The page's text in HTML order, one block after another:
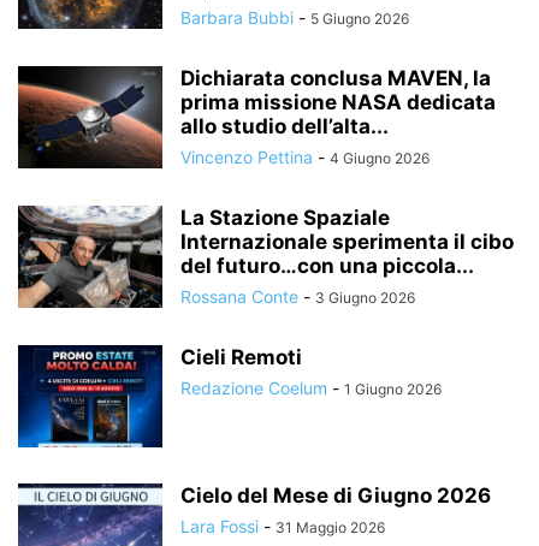
Barbara Bubbi - 5 Giugno 2026
Dichiarata conclusa MAVEN, la
prima missione NASA dedicata
allo studio dell’alta...
Vincenzo Pettina - 4 Giugno 2026
La Stazione Spaziale
Internazionale sperimenta il cibo
del futuro…con una piccola...
Rossana Conte - 3 Giugno 2026
Cieli Remoti
Redazione Coelum - 1 Giugno 2026
Cielo del Mese di Giugno 2026
Lara Fossi - 31 Maggio 2026